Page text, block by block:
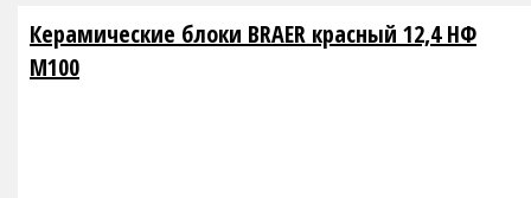
Керамические блоки BRAER красный 12,4 НФ
М100